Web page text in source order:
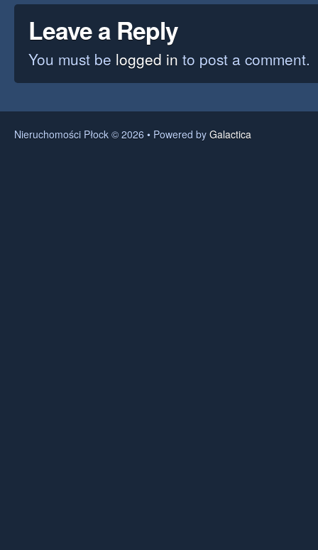
Leave a Reply
You must be logged in to post a comment.
Nieruchomości Płock © 2026 • Powered by Galactica